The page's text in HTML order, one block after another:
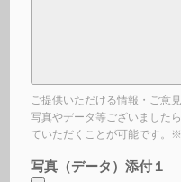
ご提供いただける情報・ご意
写真やデータ等ございました
ていただくことが可能です。
写真（データ）添付１